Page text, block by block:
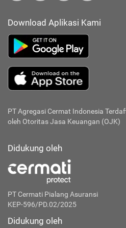
Download Aplikasi Kami
PT Agregasi Cermat Indonesia
oleh Otoritas Jasa Keuangan (OJK)
Didukung oleh
PT Cermati Pialang Asuransi
KEP-596/PD.02/2025
Didukung oleh